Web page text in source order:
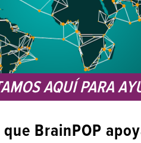
AQUÍ PARA
BrainPOP